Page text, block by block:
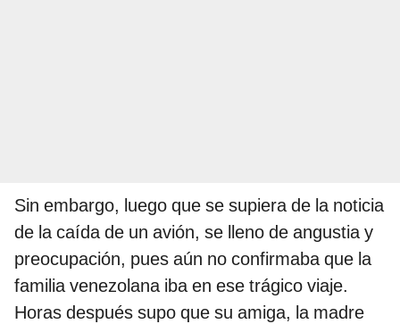
Sin embargo, luego que se supiera de la noticia
de la caída de un avión, se lleno de angustia y
preocupación, pues aún no confirmaba que la
familia venezolana iba en ese trágico viaje.
Horas después supo que su amiga, la madre